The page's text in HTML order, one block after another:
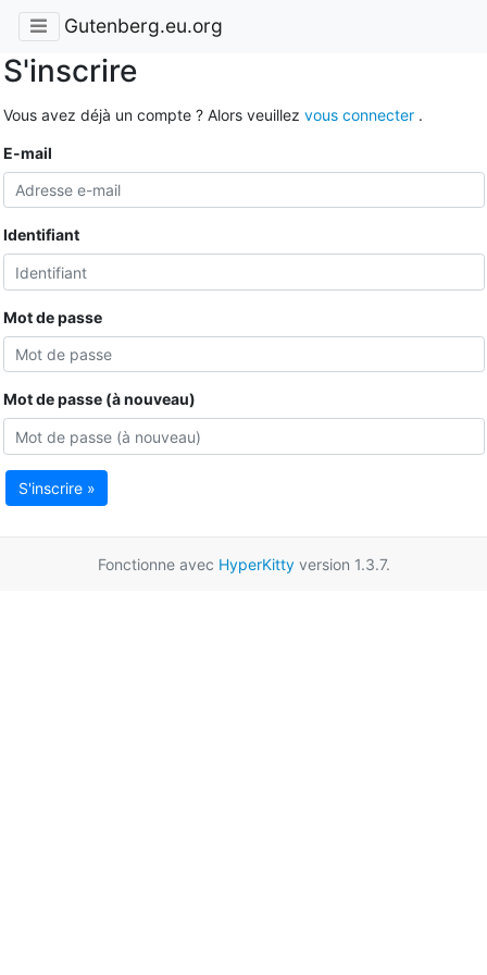
Gutenberg.eu.org
S'inscrire
Vous avez déjà un compte ? Alors veuillez vous connecter .
E-mail
Identifiant
Mot de passe
Mot de passe (à nouveau)
S'inscrire »
Fonctionne avec HyperKittyversion 1.3.7.